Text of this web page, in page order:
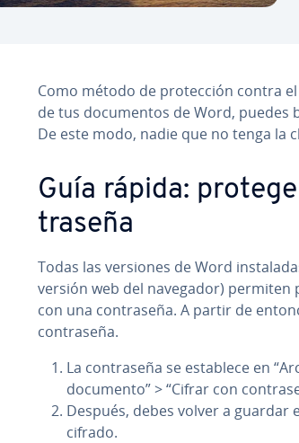
Como método de pro­te­c­ción contra
de tus do­cu­me­n­tos de Word, puedes
De este modo, nadie que no tenga la
Guía rápida:
tra­se­ña
Todas las versiones de Word
versión web del navegador)
con una co­n­tra­se­ña. A partir de
co­n­tra­se­ña.
La co­n­tra­se­ña se establece en
documento” > “Cifrar con
Después, debes volver a guardar
cifrado.